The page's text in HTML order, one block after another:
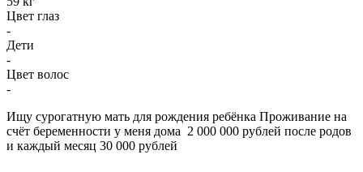
Цвет глаз
-
Дети
-
Цвет волос
-
Ищу сурогатную мать для рождения ребёнка Проживание на
счёт беременности у меня дома 2 000 000 рублей после родов
и каждый месяц 30 000 рублей